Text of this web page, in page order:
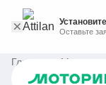
Оставьте
Главная Медиа